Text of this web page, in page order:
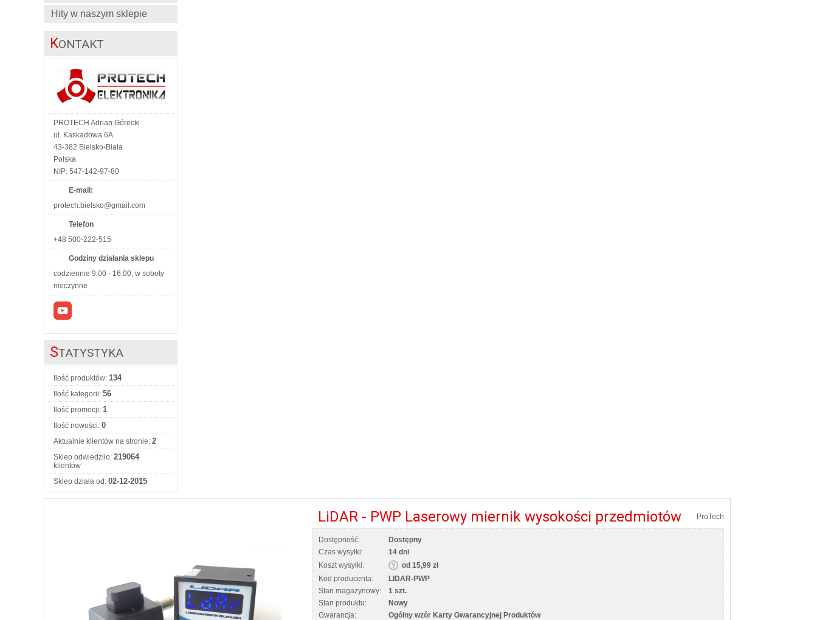
Hity w naszym sklepie
KONTAKT
PROTECH Adrian Górecki
ul. Kaskadowa 6A
43-382 Bielsko-Biała
Polska
NIP: 547-142-97-80
E-mail:
protech.bielsko@gmail.com
Telefon
+48 500-222-515
Godziny działania sklepu
codziennie 9.00 - 16.00, w soboty
nieczynne
STATYSTYKA
Ilość produktów: 134
Ilość kategorii: 56
Ilość promocji: 1
Ilość nowości: 0
Aktualnie klientów na stronie: 2
Sklep odwiedziło: 219064
klientów
Sklep działa od: 02-12-2015
LiDAR - PWP Laserowy miernik wysokości przedmiotów ProTech
Dostępność:
Dostępny
Czas wysyłki:
14 dni
Koszt wysyłki:
od 15,99 zł
Kod producenta:
LIDAR-PWP
Stan magazynowy:
1 szt.
Stan produktu:
Nowy
Gwarancja:
Ogólny wzór Karty Gwarancyjnej Produktów